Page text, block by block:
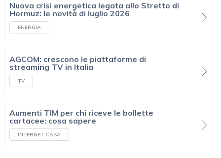
Nuova crisi energetica legata allo Stretto di
Hormuz: le novità di luglio 2026
ENERGIA
AGCOM: crescono le piattaforme di
streaming TV in Italia
TV
Aumenti TIM per chi riceve le bollette
cartacee: cosa sapere
INTERNET CASA